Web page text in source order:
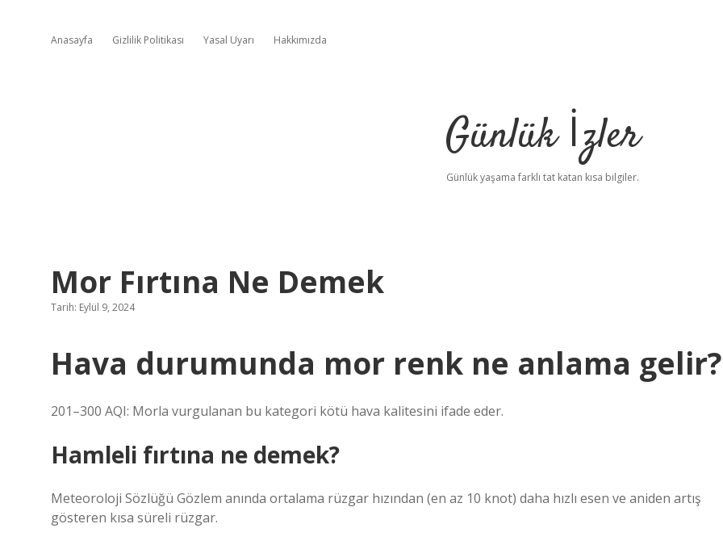
Anasayfa Gizlilik Politikası Yasal Uyarı Hakkımızda
Günlük İzler
Günlük yaşama farklı tat katan kısa bilgiler.
Mor Fırtına Ne Demek
Tarih: Eylül 9, 2024
Hava durumunda mor renk ne anlama gelir?
201–300 AQI: Morla vurgulanan bu kategori kötü hava kalitesini ifade eder.
Hamleli fırtına ne demek?
Meteoroloji Sözlüğü Gözlem anında ortalama rüzgar hızından (en az 10 knot) daha hızlı esen ve aniden artış
gösteren kısa süreli rüzgar.